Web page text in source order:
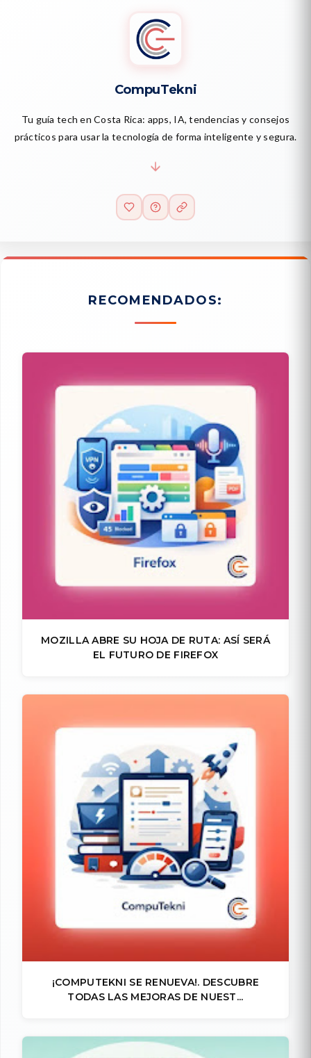
CompuTekni
Tu guía tech en Costa Rica: apps, IA, tendencias y consejos
prácticos para usar la tecnología de forma inteligente y segura.
RECOMENDADOS:
MOZILLA ABRE SU HOJA DE RUTA: ASÍ SERÁ
EL FUTURO DE FIREFOX
¡COMPUTEKNI SE RENUEVA!. DESCUBRE
TODAS LAS MEJORAS DE NUEST...